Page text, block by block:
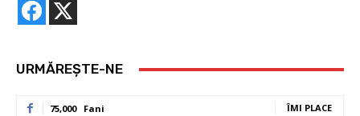
URMĂREȘTE-NE
75,000 Fani ÎMI PLACE